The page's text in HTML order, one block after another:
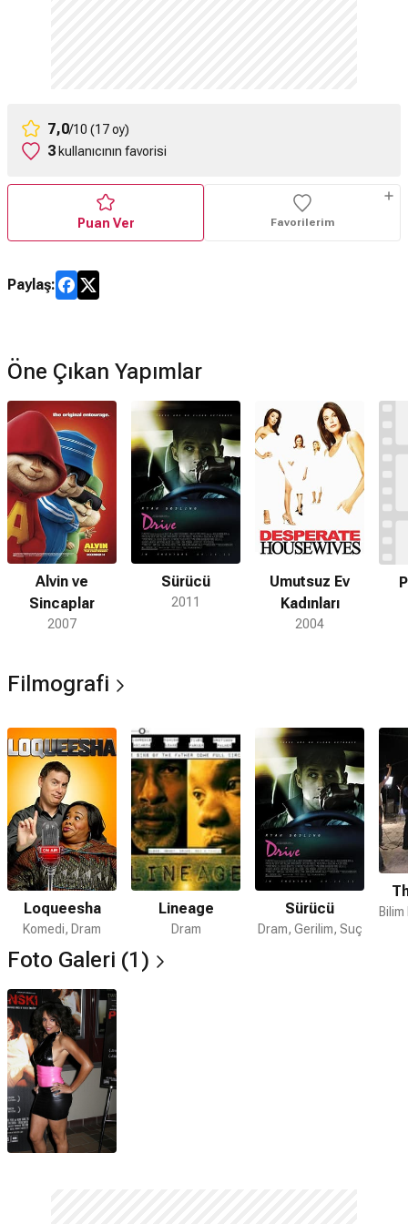
7,0/10 (17 oy)
3kullanıcının favorisi
Puan Ver Favorilerim
Paylaş:
Öne Çıkan Yapımlar
Alvin ve
Sincaplar
2007
Sürücü
2011
Umutsuz Ev
Kadınları
2004
Filmografi
Loqueesha
Komedi, Dram
Lineage
Dram
Sürücü
Dram, Gerilim, Suç
Foto Galeri (1)